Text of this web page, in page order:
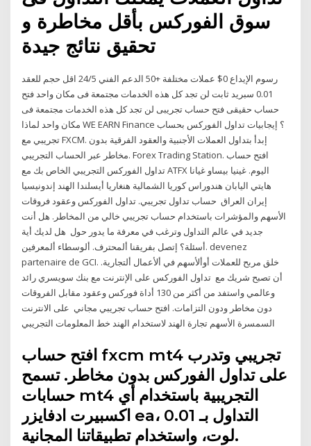
سوق الفوركس بأقل مخاطرة و
تحقيق نتائج جيدة
رسوم الإيداع 0$ عملات مختلفة +50 الدعم الفني 24/5 اقل حجم للعقد
0.01 سبريد ثابت لن تجد كل هذه الخدمات مجتمعة فى مكان واحد فتح
حساب حقيقى فتح حساب تجريبى لن تجد كل هذه الخدمات مجتمعة فى
مكان واحد لماذا WE EARN Finance ؟ إيجابيات تداول الفوركس بحساب
تجريبي مع FXCM. إبدأ بتداول العملات الأجنبية والعقود الفرقية بدون
مخاطر عبر الحساب التجريبي. Forex Trading Station. افتح حساب
تداول الفوركس التجريبي الخاص بك مع ATFX اليوم. غينيا بيساو غيانا
هايتي اليابان هندوراس كوريا الشمالية هنغاريا أيسلندا الهند إندونيسيا
إيران العراق حساب تداول تجريبي. تداول الفوركس وعقود فروقات
الأسهم والمؤشرات باستخدام حساب تجريبي خالي من المخاطر. هل أنت
جديد في عالم التداول وترغب في معرفة ما يدور حول هل لديك أية
أسئلة؟ إتصل بفريقنا ألمحترف. ألوسطاء ألمعرفين. devenez
partenaire de GCI. خلق مربح للعملات أوألأسهم في ألأعمال ألتجارية.
أن تصبح شريك مع تداول الفوركس على الإنترنت مع بنك سويسري رائد
وعالمي واستفد من أكثر من 130 أداة فوركس وعقود مقابل الفروقات
دون مخاطر ودون التزامات. افتح حساب تجريبي مجاني على الانترنت
افتح حساب fxcm mt4 تجريبي وتدرب
على تداول الفوركس بدون مخاطر. تسمح
حسابات mt4 التجريبية باستخدام أي
اكسبيرت ادفايزر ea، التداول بـ 0.01
لوت، واستخدام تطبيقاتنا المجانية.